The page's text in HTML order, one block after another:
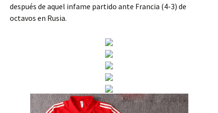
después de aquel infame partido ante Francia (4-3) de
octavos en Rusia.